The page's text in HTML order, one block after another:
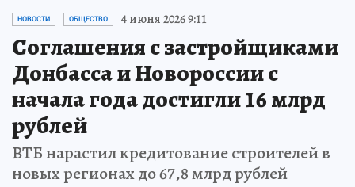
НОВОСТИ ОБЩЕСТВО 4 июня 2026 9:11
Соглашения с застройщиками
Донбасса и Новороссии с
начала года достигли 16 млрд
рублей
ВТБ нарастил кредитование строителей в
новых регионах до 67,8 млрд рублей